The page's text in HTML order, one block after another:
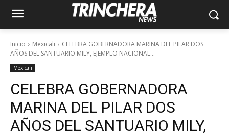
Inicio Mexicali
CELEBRA GOBERNADORA MARINA DEL PILAR DOS
AÑOS DEL SANTUARIO MILY, EJEMPLO NACIONAL...
Mexicali
CELEBRA GOBERNADORA
MARINA DEL PILAR DOS
AÑOS DEL SANTUARIO MILY,